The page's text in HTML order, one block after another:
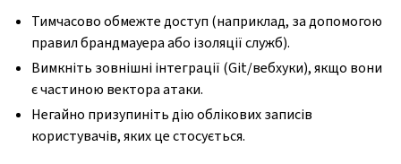
Тимчасово обмежте доступ (наприклад, за допомогою
правил брандмауера або ізоляції служб).
Вимкніть зовнішні інтеграції (Git/вебхуки), якщо вони
є частиною вектора атаки.
Негайно призупиніть дію облікових записів
користувачів, яких це стосується.